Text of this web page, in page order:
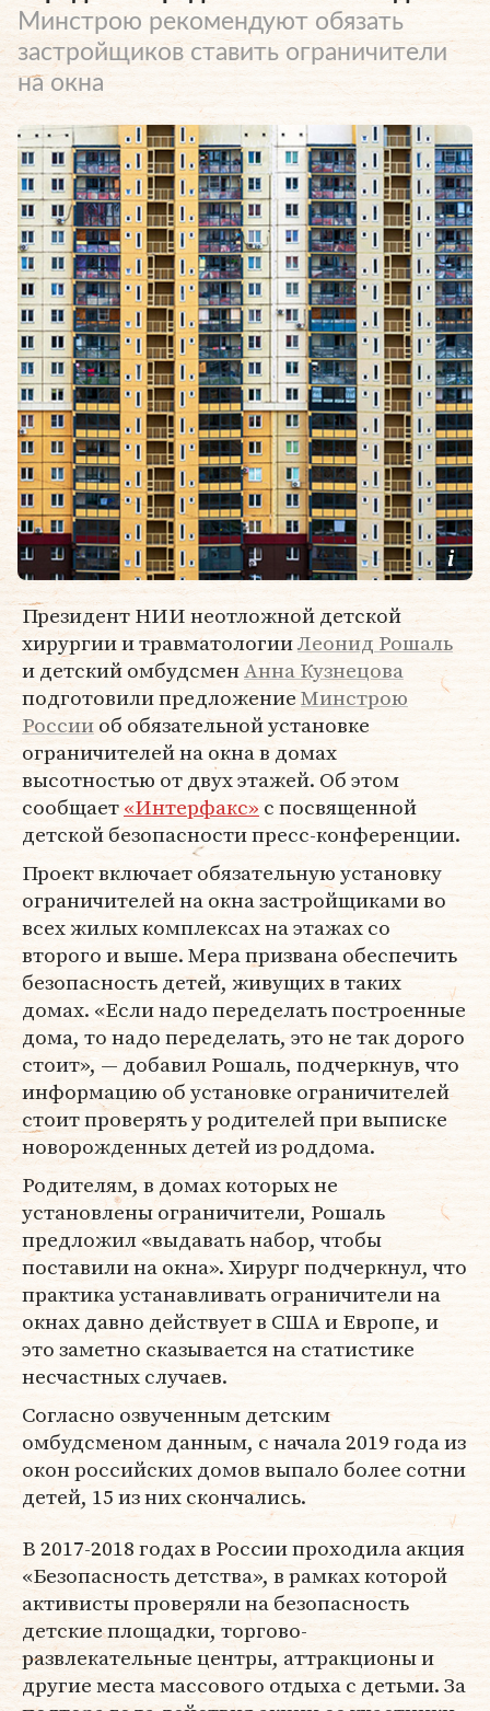
Минстрою рекомендуют обязать
застройщиков ставить ограничители
на окна
Президент НИИ неотложной детской
хирургии и травматологииЛеонид Рошаль
и детский омбудсменАнна Кузнецова
подготовили предложениеМинстрою
Россииоб обязательной установке
ограничителей на окна в домах
высотностью от двух этажей. Об этом
сообщает«Интерфакс» с посвященной
детской безопасности пресс-конференции.
Проект включает обязательную установку
ограничителей на окна застройщиками во
всех жилых комплексах на этажах со
второго и выше. Мера призвана обеспечить
безопасность детей, живущих в таких
домах. «Если надо переделать построенные
дома, то надо переделать, это не так дорого
стоит», — добавил Рошаль, подчеркнув, что
информацию об установке ограничителей
стоит проверять у родителей при выписке
новорожденных детей из роддома.
Родителям, в домах которых не
установлены ограничители, Рошаль
предложил «выдавать набор, чтобы
поставили на окна». Хирург подчеркнул, что
практика устанавливать ограничители на
окнах давно действует в США и Европе, и
это заметно сказывается на статистике
несчастных случаев.
Согласно озвученным детским
омбудсменом данным, с начала 2019 года из
окон российских домов выпало более сотни
детей, 15 из них скончались.
В 2017-2018 годах в России проходила акция
«Безопасность детства», в рамках которой
активисты проверяли на безопасность
детские площадки, торгово-
развлекательные центры, аттракционы и
другие места массового отдыха с детьми. За